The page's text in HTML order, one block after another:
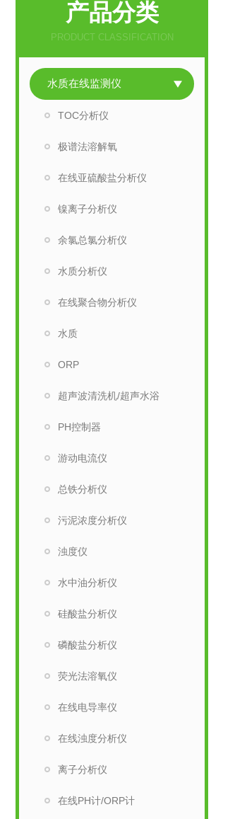
产品分类
PRODUCT CLASSIFICATION
水质在线监测仪
TOC分析仪
极谱法溶解氧
在线亚硫酸盐分析仪
镍离子分析仪
余氯总氯分析仪
水质分析仪
在线聚合物分析仪
水质
ORP
超声波清洗机/超声水浴
PH控制器
游动电流仪
总铁分析仪
污泥浓度分析仪
浊度仪
水中油分析仪
硅酸盐分析仪
磷酸盐分析仪
荧光法溶氧仪
在线电导率仪
在线浊度分析仪
离子分析仪
在线PH计/ORP计